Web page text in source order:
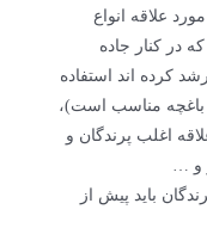
علاقه انواع
در کنار جاده
کرده اند استفاده
باغچه مناسب است)،
اغلب پرندگان و
و …
باید پیش از